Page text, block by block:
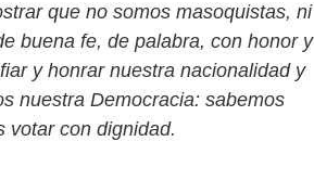
que no somos masoquistas, ni
buena fe, de palabra, con honor y
y honrar nuestra nacionalidad y
nuestra Democracia: sabemos
votar con dignidad.